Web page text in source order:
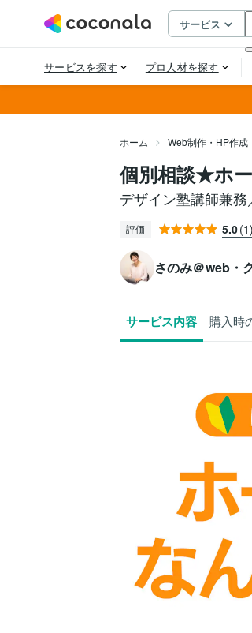
ホーム Web制作・HP作成
個別相談★ホ
デザイン塾講師兼
評価 5.0(1)
さのみ＠web・
サービス内容 購入時